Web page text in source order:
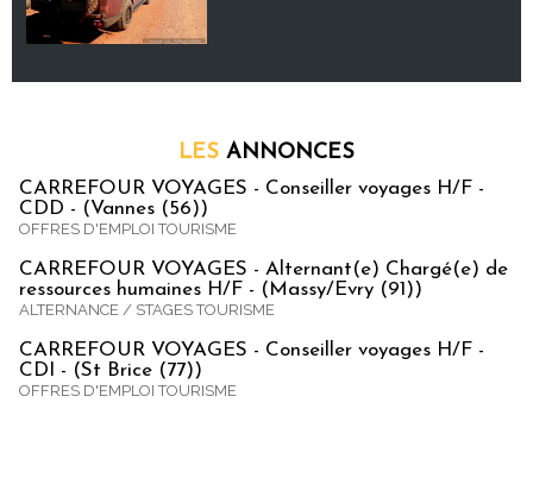
LES ANNONCES
CARREFOUR VOYAGES - Conseiller voyages H/F -
CDD - (Vannes (56))
OFFRES D'EMPLOI TOURISME
CARREFOUR VOYAGES - Alternant(e) Chargé(e) de
ressources humaines H/F - (Massy/Evry (91))
ALTERNANCE / STAGES TOURISME
CARREFOUR VOYAGES - Conseiller voyages H/F -
CDI - (St Brice (77))
OFFRES D'EMPLOI TOURISME